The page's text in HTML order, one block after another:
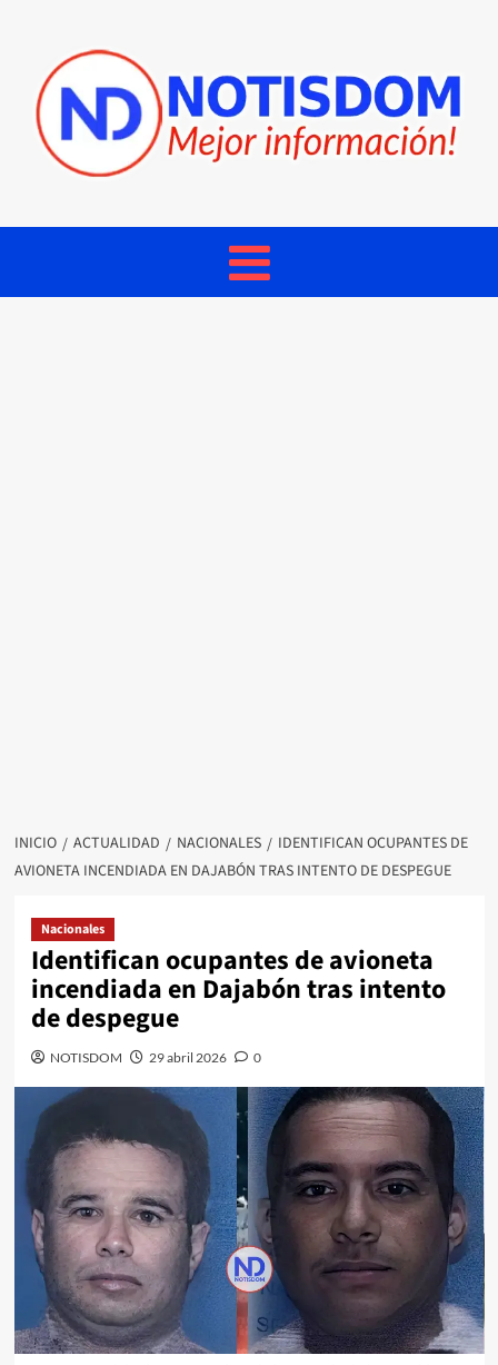
INICIO ACTUALIDAD NACIONALES
IDENTIFICAN OCUPANTES DE
AVIONETA INCENDIADA EN DAJABÓN TRAS INTENTO DE DESPEGUE
Nacionales
Identifican ocupantes de avioneta
incendiada en Dajabón tras intento
de despegue
NOTISDOM 29 abril 2026 0